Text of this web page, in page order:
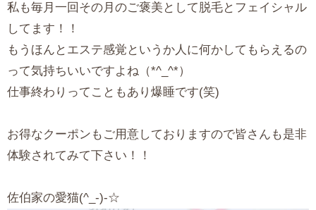
私も毎月一回その月のご褒美として脱毛とフェイシャル
してます！！
もうほんとエステ感覚というか人に何かしてもらえるの
って気持ちいいですよね（*^_^*）
仕事終わりってこともあり爆睡です(笑)
お得なクーポンもご用意しておりますので皆さんも是非
体験されてみて下さい！！
佐伯家の愛猫(^_-)-☆